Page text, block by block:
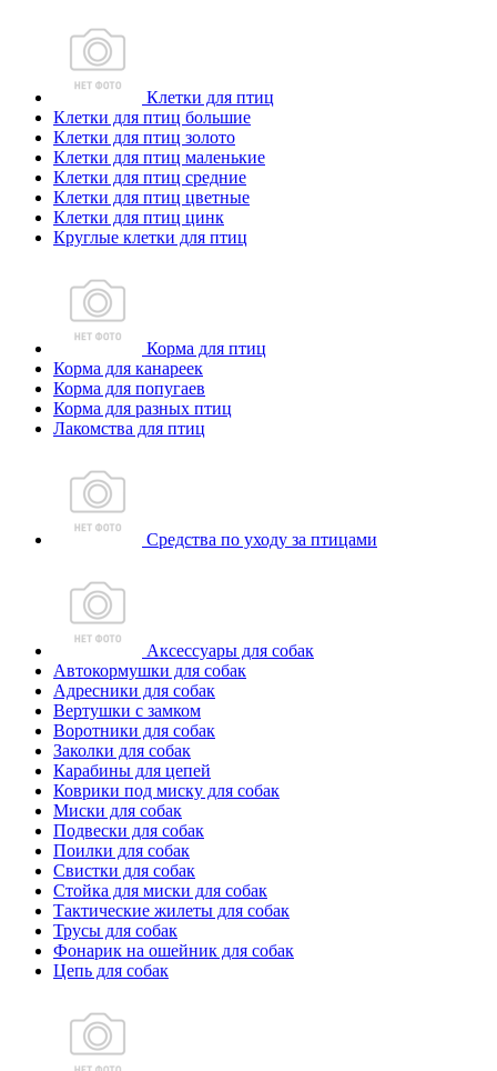
Клетки для птиц
Клетки для птиц большие
Клетки для птиц золото
Клетки для птиц маленькие
Клетки для птиц средние
Клетки для птиц цветные
Клетки для птиц цинк
Круглые клетки для птиц
Корма для птиц
Корма для канареек
Корма для попугаев
Корма для разных птиц
Лакомства для птиц
Средства по уходу за птицами
Аксессуары для собак
Автокормушки для собак
Адресники для собак
Вертушки с замком
Воротники для собак
Заколки для собак
Карабины для цепей
Коврики под миску для собак
Миски для собак
Подвески для собак
Поилки для собак
Свистки для собак
Стойка для миски для собак
Тактические жилеты для собак
Трусы для собак
Фонарик на ошейник для собак
Цепь для собак